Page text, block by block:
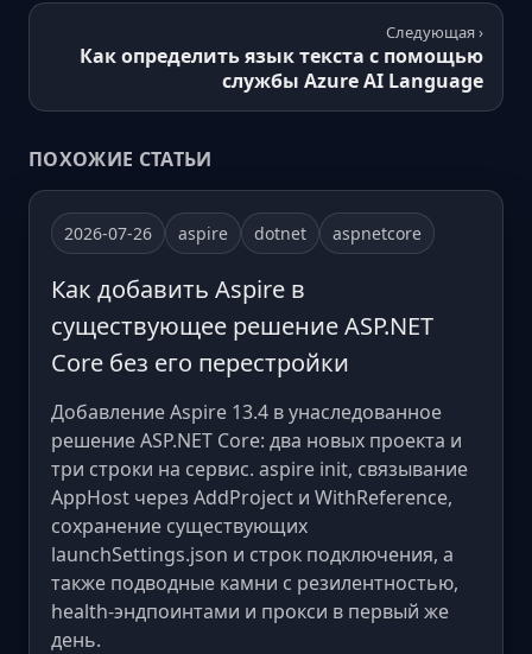
Следующая ›
Как определить язык текста с помощью
службы Azure AI Language
ПОХОЖИЕ СТАТЬИ
2026-07-26 aspire dotnet aspnetcore
Как добавить Aspire в
существующее решение ASP.NET
Core без его перестройки
Добавление Aspire 13.4 в унаследованное
решение ASP.NET Core: два новых проекта и
три строки на сервис. aspire init, связывание
AppHost через AddProject и WithReference,
сохранение существующих
launchSettings.json и строк подключения, а
также подводные камни с резилентностью,
health-эндпоинтами и прокси в первый же
день.